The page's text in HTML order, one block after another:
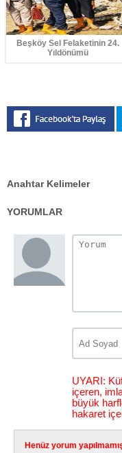
Beşköy Sel Felaketinin 24.
Yıldönümü
Anahtar Kelimeler
YORUMLAR
UYARI:
içeren,
büyük
hakaret
Henüz yorum